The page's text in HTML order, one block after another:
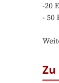
-20
- 50